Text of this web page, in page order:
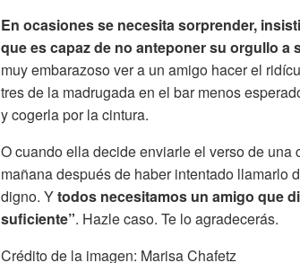
En ocasiones se necesita sorprender,
que es capaz de no anteponer su orgullo a
muy embarazoso ver a un amigo hacer el
tres de la madrugada en el bar menos
y cogerla por la cintura.
O cuando ella decide enviarle el verso de una
mañana después de haber intentado llamarlo
digno. Ytodos necesitamos un amigo que
suficiente”. Hazle caso. Te lo agradecerás.
Crédito de la imagen: Marisa Chafetz